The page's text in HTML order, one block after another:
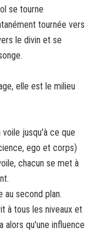
se tourne
tournée vers
le divin et se
elle est le milieu
jusqu'à ce que
ego et corps)
chacun se met à
au second plan.
à tous les niveaux et
alors qu'une influence